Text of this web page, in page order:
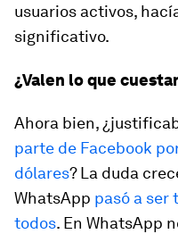
usuarios activos,
significativo.
¿Valen lo que
Ahora bien,
parte de Facebook
dólares? La duda
WhatsApp pasó a ser
todos. En WhatsApp